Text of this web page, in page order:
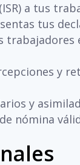
a tus
tus
trabajadores
y
y
nómina